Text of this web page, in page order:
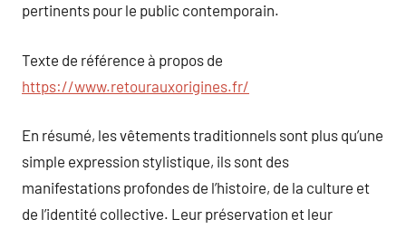
pertinents pour le public contemporain.
Texte de référence à propos de
https://www.retourauxorigines.fr/
En résumé, les vêtements traditionnels sont plus qu’une
simple expression stylistique, ils sont des
manifestations profondes de l’histoire, de la culture et
de l’identité collective. Leur préservation et leur